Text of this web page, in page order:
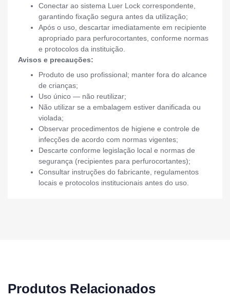
Conectar ao sistema Luer Lock correspondente,
garantindo fixação segura antes da utilização;
Após o uso, descartar imediatamente em recipiente
apropriado para perfurocortantes, conforme normas
e protocolos da instituição.
Avisos e precauções:
Produto de uso profissional; manter fora do alcance
de crianças;
Uso único — não reutilizar;
Não utilizar se a embalagem estiver danificada ou
violada;
Observar procedimentos de higiene e controle de
infecções de acordo com normas vigentes;
Descarte conforme legislação local e normas de
segurança (recipientes para perfurocortantes);
Consultar instruções do fabricante, regulamentos
locais e protocolos institucionais antes do uso.
Produtos Relacionados